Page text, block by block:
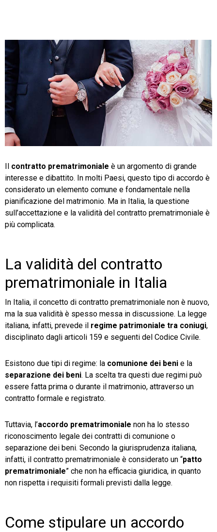
Fatturazione
Financial Solutions
Trust Services
TeamSystem Corporate
TeamSystem Store
contratto prematrimoniale è un argomento di grande
interesse e dibattito. In molti Paesi, questo tipo di accordo è
considerato un elemento comune e fondamentale nella
pianificazione del matrimonio. Ma in Italia, la questione
sull’accettazione e la validità del contratto prematrimoniale è
più complicata.
La validità del contratto
prematrimoniale in Italia
In Italia, il concetto di contratto prematrimoniale non è nuovo,
ma la sua validità è spesso messa in discussione. La legge
italiana, infatti, prevede il regime patrimoniale tra coniugi,
disciplinato dagli articoli 159 e seguenti del Codice Civile.
Esistono due tipi di regime: la comunione dei beni e la
separazione dei beni. La scelta tra questi due regimi può
essere fatta prima o durante il matrimonio, attraverso un
contratto formale e registrato.
Tuttavia, l’accordo prematrimoniale non ha lo stesso
riconoscimento legale dei contratti di comunione o
separazione dei beni. Secondo la giurisprudenza italiana,
infatti, il contratto prematrimoniale è considerato un “patto
prematrimoniale” che non ha efficacia giuridica, in quanto
non rispetta i requisiti formali previsti dalla legge.
Come stipulare un accordo